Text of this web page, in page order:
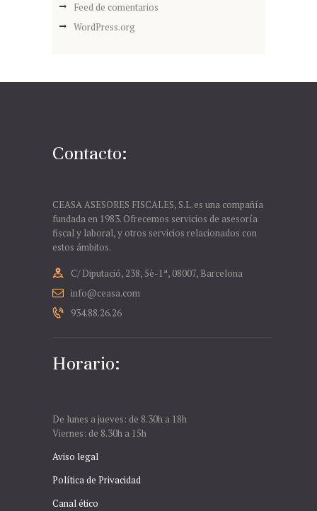
Feed de comentarios
WordPress.org
Contacto:
CEASA ASESORES FISCALES, S.L. es una compañía
fundada en 1983. Ofrecemos servicios de asesoría
fiscal y laboral, y otros servicios relacionados con
estos ámbitos.
C/ Diputació, 238, 5è-1ª, 08007, Barcelona
info@ceasa.com
934.88.26.26
Horario:
De lunes a jueves: de 8.30h a 18h
Viernes: de 8.30h a 15h
Aviso legal
Política de Privacidad
Canal ético